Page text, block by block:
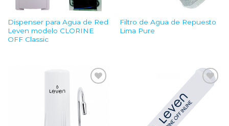
Dispenser para Agua de Red
Leven modelo CLORINE
OFF Classic
Filtro de Agua de Repuesto
Lima Pure
Wishlist
Add to
Wishlist